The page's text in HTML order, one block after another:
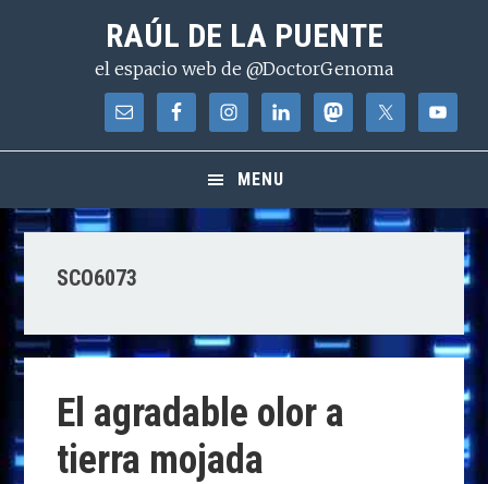
contenido
RAÚL DE LA PUENTE
el espacio web de @DoctorGenoma
MENU
SCO6073
El agradable olor a
tierra mojada